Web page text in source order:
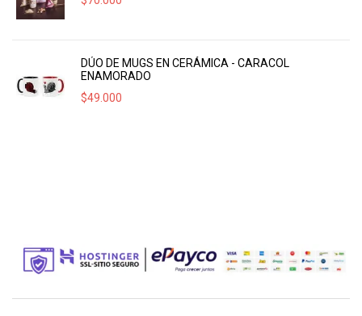
DÚO DE MUGS EN CERÁMICA - CARACOL
ENAMORADO
$49.000